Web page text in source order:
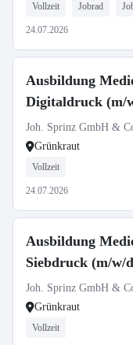
Vollzeit Jobrad
24.07.2026
Ausbildung
Digitaldruck (m/
Joh. Sprinz GmbH &
Grünkraut
Vollzeit
24.07.2026
Ausbildung
Siebdruck (m/w/
Joh. Sprinz GmbH &
Grünkraut
Vollzeit